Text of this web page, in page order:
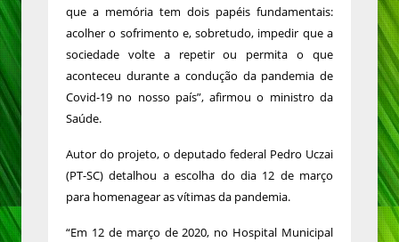
que a memória tem dois papéis fundamentais:
acolher o sofrimento e, sobretudo, impedir que a
sociedade volte a repetir ou permita o que
aconteceu durante a condução da pandemia de
Covid-19 no nosso país”, afirmou o ministro da
Saúde.
Autor do projeto, o deputado federal Pedro Uczai
(PT-SC) detalhou a escolha do dia 12 de março
para homenagear as vítimas da pandemia.
“Em 12 de março de 2020, no Hospital Municipal